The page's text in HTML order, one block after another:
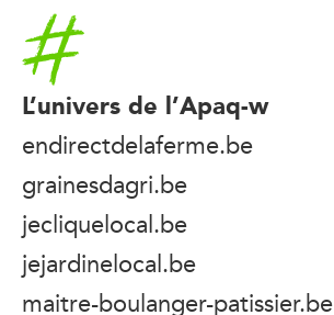
Accueil
L’univers de l’Apaq-w
endirectdelaferme.be
grainesdagri.be
jecliquelocal.be
jejardinelocal.be
maitre-boulanger-patissier.be